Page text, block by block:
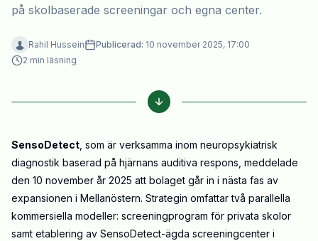
på skolbaserade screeningar och egna center.
Rahil Hussein Publicerad: 10 november 2025, 17:00
2 min läsning
SensoDetect , som är verksamma inom neuropsykiatrisk
diagnostik baserad på hjärnans auditiva respons, meddelade
den 10 november år 2025 att bolaget går in i nästa fas av
expansionen i Mellanöstern. Strategin omfattar två parallella
kommersiella modeller: screeningprogram för privata skolor
samt etablering av SensoDetect-ägda screeningcenter i